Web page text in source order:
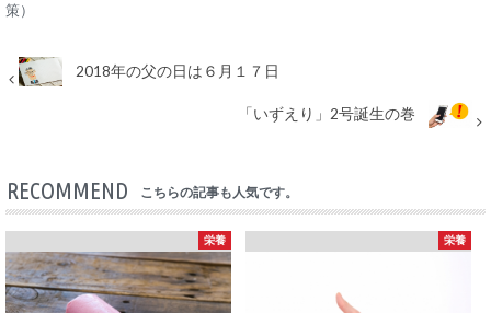
策）
2018年の父の日は６月１７日
「いずえり」2号誕生の巻
RECOMMEND こちらの記事も人気です。
栄養 栄養